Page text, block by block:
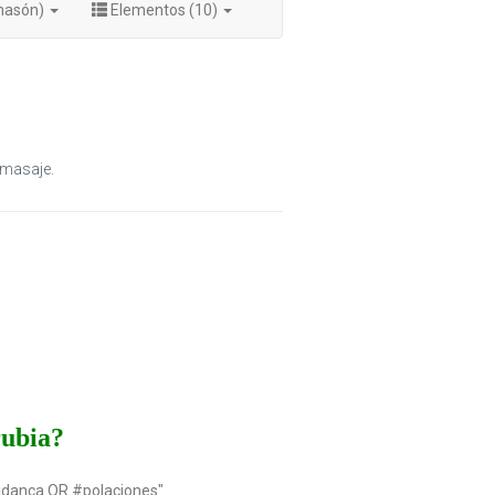
Elementos (10)
OR #polaciones"